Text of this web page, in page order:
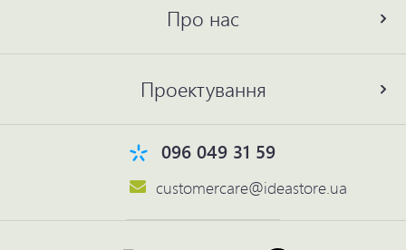
Про нас
Проектування
096 049 31 59
customercare@ideastore.ua